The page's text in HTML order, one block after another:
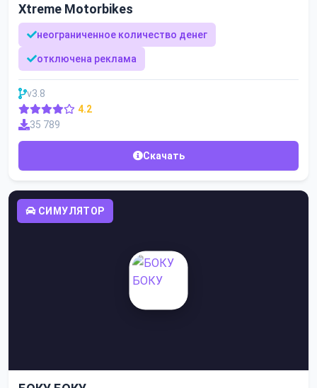
Xtreme Motorbikes
неограниченное количество денег
отключена реклама
v3.8
4.2
35 789
Скачать
СИМУЛЯТОР